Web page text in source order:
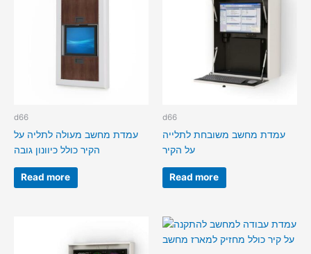
d66
עמדת מחשב מעולה לתליה על
הקיר כולל כיוונון גובה
Read more
d66
עמדת מחשב משובחת לתלייה
על הקיר
Read more